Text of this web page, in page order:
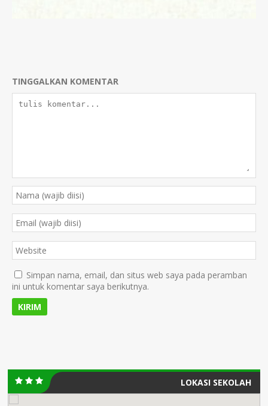
TINGGALKAN KOMENTAR
Simpan nama, email, dan situs web saya pada peramban
ini untuk komentar saya berikutnya.
LOKASI SEKOLAH